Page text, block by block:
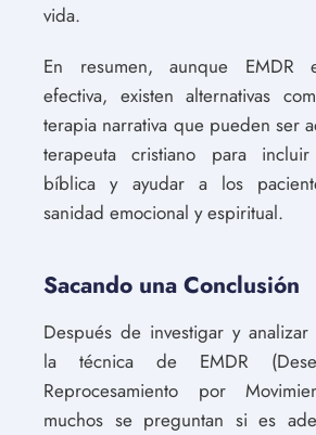
vida.
En resumen, aunque EMDR
efectiva, existen alternativas
terapia narrativa que pueden ser
terapeuta cristiano para
bíblica y ayudar a los
sanidad emocional y espiritual.
Sacando una Conclusión
Después de investigar y analizar
la técnica de EMDR
Reprocesamiento por
muchos se preguntan si es